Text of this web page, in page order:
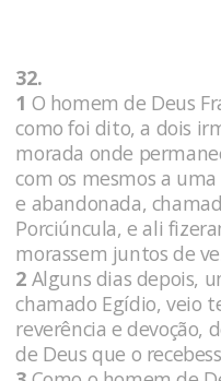
32.
1 O homem de Deus
como foi dito, a dois
morada onde
com os mesmos a
e abandonada,
Porciúncula, e ali
morassem juntos de
2 Alguns dias depois,
chamado Egídio, veio
reverência e devoção,
de Deus que o